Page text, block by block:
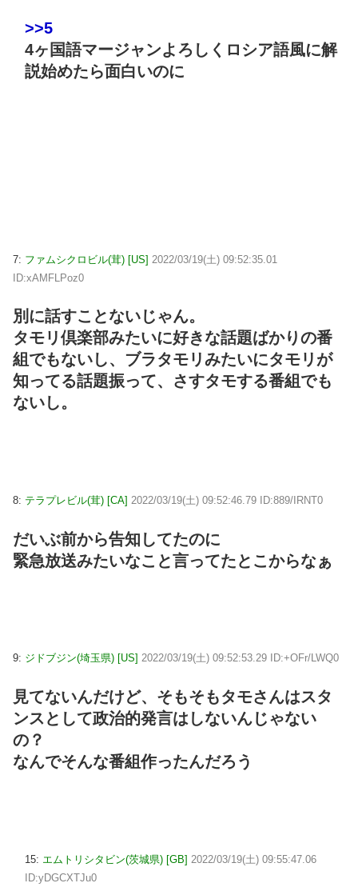
>>5
4ヶ国語マージャンよろしくロシア語風に解
説始めたら面白いのに
7: ファムシクロビル(茸) [US] 2022/03/19(土) 09:52:35.01
ID:xAMFLPoz0
別に話すことないじゃん。
タモリ倶楽部みたいに好きな話題ばかりの番
組でもないし、ブラタモリみたいにタモリが
知ってる話題振って、さすタモする番組でも
ないし。
8: テラプレビル(茸) [CA] 2022/03/19(土) 09:52:46.79 ID:889/IRNT0
だいぶ前から告知してたのに
緊急放送みたいなこと言ってたとこからなぁ
9: ジドブジン(埼玉県) [US] 2022/03/19(土) 09:52:53.29 ID:+OFr/LWQ0
見てないんだけど、そもそもタモさんはスタ
ンスとして政治的発言はしないんじゃない
の？
なんでそんな番組作ったんだろう
15: エムトリシタビン(茨城県) [GB] 2022/03/19(土) 09:55:47.06
ID:yDGCXTJu0